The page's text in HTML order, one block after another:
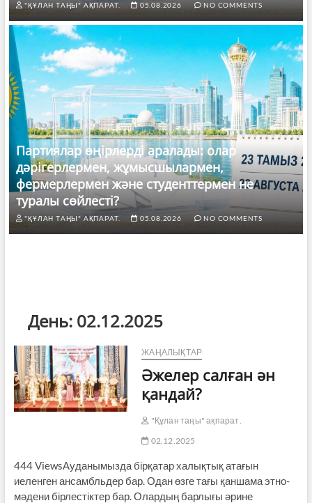
"ҚҰЛАН ТАҢЫ" АҚПАРАТ. 05.08.2026 NO COMMENTS
Партиялар өңірлерді аралады: олар
дәрігерлермен, жұмысшылармен,
фермерлермен және студенттермен не
туралы сөйлесті?
"ҚҰЛАН ТАҢЫ" АҚПАРАТ. 05.08.2026 NO COMMENTS
День: 02.12.2025
ЖАҢАЛЫҚТАР
Әжелер салған ән
қандай?
"Құлан таңы" ақпарат.
02.12.2025
444 ViewsАуданымызда бірқатар халықтық атағын
иеленген ансамбльдер бар. Одан өзге тағы қаншама этно-
мәдени бірлестіктер бар. Олардың барлығы әрине